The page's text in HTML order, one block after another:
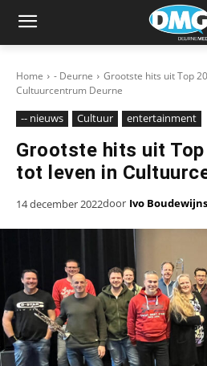
Home - Deurne
Grootste hits uit Top
Cultuurcentrum Deurne
-- nieuws Cultuur entertainment
Grootste hits uit
tot leven in
14 december 2022door Ivo Boudewijns